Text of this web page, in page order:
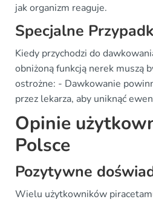
jak organizm reaguje.
Specjalne
Kiedy przychodzi do
obniżoną funkcją nerek muszą
ostrożne: - Dawkowanie
przez lekarza, aby uniknąć
Opinie
Polsce
Pozytywne
Wielu użytkowników